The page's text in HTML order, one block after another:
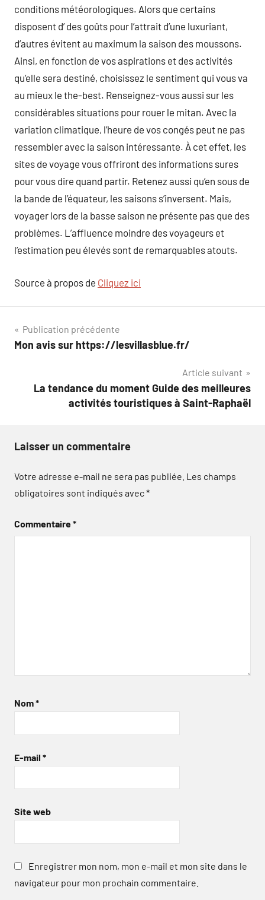
conditions météorologiques. Alors que certains
disposent d’ des goûts pour l’attrait d’une luxuriant,
d’autres évitent au maximum la saison des moussons.
Ainsi, en fonction de vos aspirations et des activités
qu’elle sera destiné, choisissez le sentiment qui vous va
au mieux le the-best. Renseignez-vous aussi sur les
considérables situations pour rouer le mitan. Avec la
variation climatique, l’heure de vos congés peut ne pas
ressembler avec la saison intéressante. À cet effet, les
sites de voyage vous offriront des informations sures
pour vous dire quand partir. Retenez aussi qu’en sous de
la bande de l’équateur, les saisons s’inversent. Mais,
voyager lors de la basse saison ne présente pas que des
problèmes. L’affluence moindre des voyageurs et
l’estimation peu élevés sont de remarquables atouts.
Source à propos de Cliquez ici
Navigation
de
Publication précédente
Mon avis sur https://lesvillasblue.fr/
Article suivant
La tendance du moment Guide des meilleures
activités touristiques à Saint-Raphaël
Laisser un commentaire
Votre adresse e-mail ne sera pas publiée. Les champs
obligatoires sont indiqués avec*
Commentaire*
Nom*
E-mail *
Site web
Enregistrer mon nom, mon e-mail et mon site dans le
navigateur pour mon prochain commentaire.